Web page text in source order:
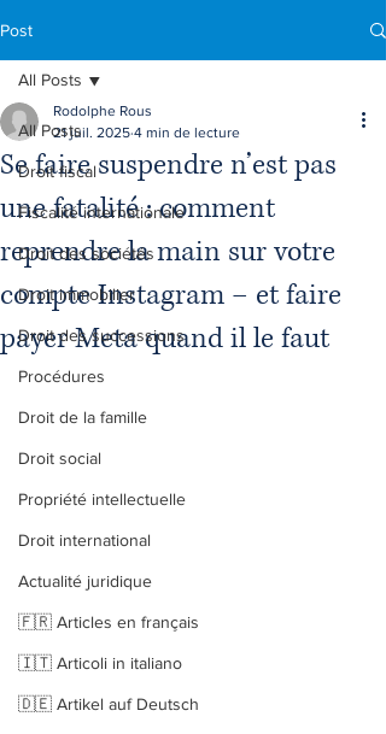
Post
All Posts
Droit fiscal
Fiscalité internationale
Droit des sociétés
Droit immobilier
Droit des successions
Procédures
Droit de la famille
Droit social
Propriété intellectuelle
Droit international
Actualité juridique
🇫🇷 Articles en français
🇮🇹 Articoli in italiano
🇩🇪 Artikel auf Deutsch
All Posts
Se faire suspendre n’est pas
une fatalité : comment
reprendre la main sur votre
compte Instagram – et faire
payer Meta quand il le faut
Rodolphe Rous
21 juil. 2025 4 min de lecture